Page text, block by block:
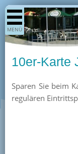
MENÜ
Shop
Aktuelles
Termine
Berichte
Bilder
10er-Karte
Sparen Sie beim
regulären